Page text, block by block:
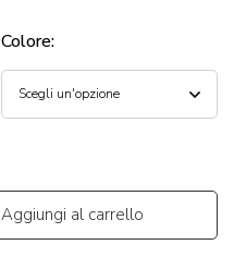
Colore:
Aggiungi al carrello